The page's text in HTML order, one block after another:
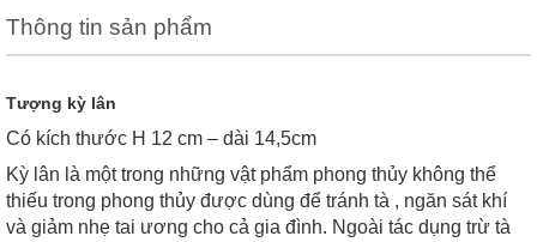
Thông tin sản phẩm
Tượng kỳ lân
Có kích thước H 12 cm – dài 14,5cm
Kỳ lân là một trong những vật phẩm phong thủy không thể
thiếu trong phong thủy được dùng để tránh tà , ngăn sát khí
và giảm nhẹ tai ương cho cả gia đình. Ngoài tác dụng trừ tà